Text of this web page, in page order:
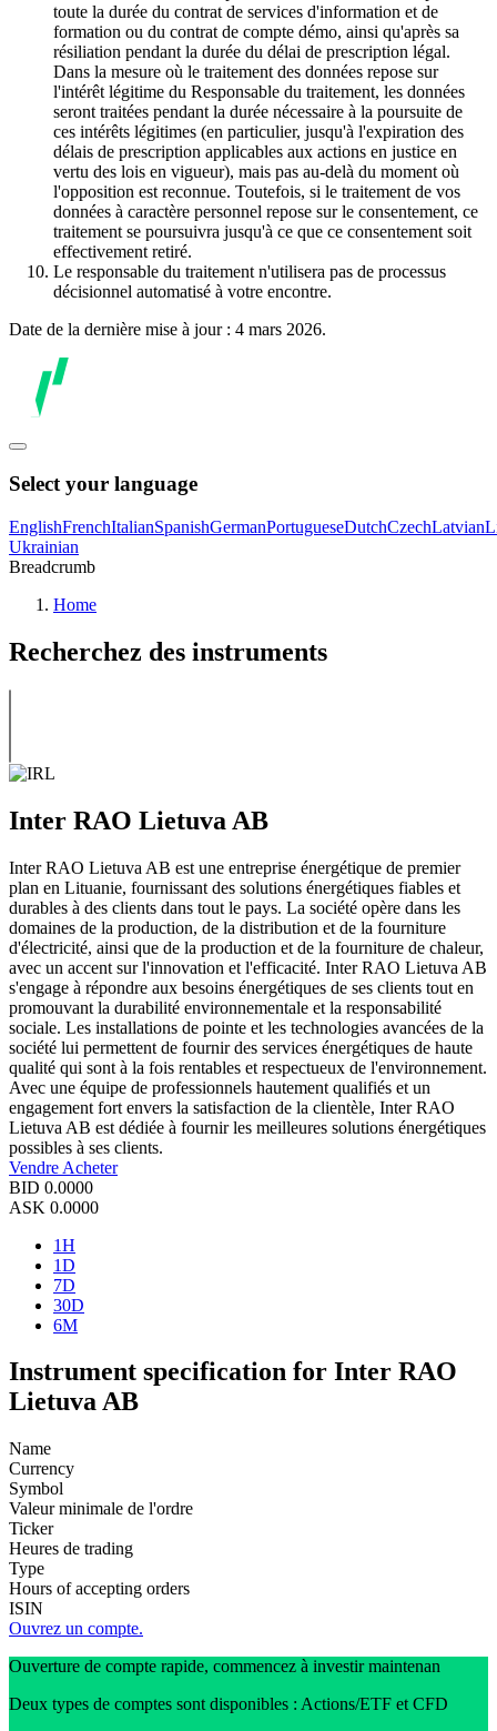
toute la durée du contrat de services d'information et de
formation ou du contrat de compte démo, ainsi qu'après sa
résiliation pendant la durée du délai de prescription légal.
Dans la mesure où le traitement des données repose sur
l'intérêt légitime du Responsable du traitement, les données
seront traitées pendant la durée nécessaire à la poursuite de
ces intérêts légitimes (en particulier, jusqu'à l'expiration des
délais de prescription applicables aux actions en justice en
vertu des lois en vigueur), mais pas au-delà du moment où
l'opposition est reconnue. Toutefois, si le traitement de vos
données à caractère personnel repose sur le consentement, ce
traitement se poursuivra jusqu'à ce que ce consentement soit
effectivement retiré.
Le responsable du traitement n'utilisera pas de processus
décisionnel automatisé à votre encontre.
Date de la dernière mise à jour : 4 mars 2026.
Select your language
EnglishFrenchItalianSpanishGermanPortugueseDutchCzechLatvian
Ukrainian
Breadcrumb
Home
Recherchez des instruments
Inter RAO Lietuva AB
Inter RAO Lietuva AB est une entreprise énergétique de premier
plan en Lituanie, fournissant des solutions énergétiques fiables et
durables à des clients dans tout le pays. La société opère dans les
domaines de la production, de la distribution et de la fourniture
d'électricité, ainsi que de la production et de la fourniture de chaleur,
avec un accent sur l'innovation et l'efficacité. Inter RAO Lietuva AB
s'engage à répondre aux besoins énergétiques de ses clients tout en
promouvant la durabilité environnementale et la responsabilité
sociale. Les installations de pointe et les technologies avancées de la
société lui permettent de fournir des services énergétiques de haute
qualité qui sont à la fois rentables et respectueux de l'environnement.
Avec une équipe de professionnels hautement qualifiés et un
engagement fort envers la satisfaction de la clientèle, Inter RAO
Lietuva AB est dédiée à fournir les meilleures solutions énergétiques
possibles à ses clients.
Vendre Acheter
BID 0.0000
ASK 0.0000
1H
1D
7D
30D
6M
Instrument specification for Inter RAO
Lietuva AB
Name
Currency
Symbol
Valeur minimale de l'ordre
Ticker
Heures de trading
Type
Hours of accepting orders
ISIN
Ouvrez un compte.
Ouverture de compte rapide, commencez à investir maintenan
Deux types de comptes sont disponibles : Actions/ETF et CFD